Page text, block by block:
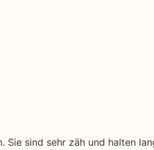
sind sehr zäh und halten